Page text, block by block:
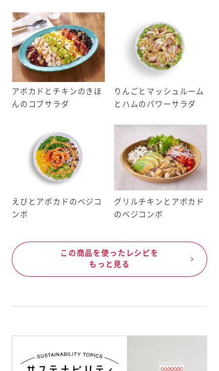
地図へ移動する
よくお寄せいただくご質問はこちら
もの21品目
か・いくら・オレンジ・
イフルーツ・牛肉・くる
大豆・鶏肉・バナナ・豚
まいも・りんご・ゼラチ
料として使用している表示義務
等を記載しています。
」には、商品の製造工程由来の
記載しています。
ます。
）クラッカーは卵・乳成分・え
・ごま・さば・鶏肉・りんご・ゼ
については、使用原料の製造工
アボカドとチキンのきほ
んのコブサラダ
りんごとマッシュルーム
とハムのパワーサラダ
えびとアボカドのベジコ
ンボ
グリルチキンとアボカド
のベジコンボ
この商品を使ったレシピを
もっと見る